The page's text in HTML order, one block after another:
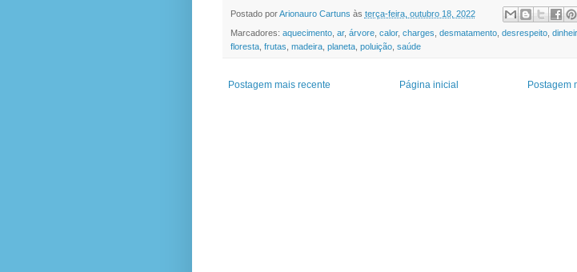
Postado porArionauro Cartuns às terça-feira, outubro 18, 2022
Marcadores: aquecimento, ar, árvore, calor, charges desmatamento, desrespeito,
floresta, frutas madeira, planeta, poluição, saúde
Postagem mais recente Postagem
Página inicial